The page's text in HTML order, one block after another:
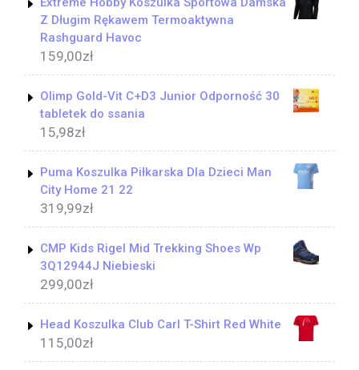
Z Długim Rękawem Termoaktywna
Rashguard Havoc
159,00zł
Olimp Gold-Vit C+D3 Junior Odporność 30
tabletek do ssania
15,98zł
Puma Koszulka Piłkarska Dla Dzieci Man
City Home 21 22
319,99zł
CMP Kids Rigel Mid Trekking Shoes Wp
3Q12944J Niebieski
299,00zł
Head Koszulka Club Carl T-Shirt Red White
115,00zł